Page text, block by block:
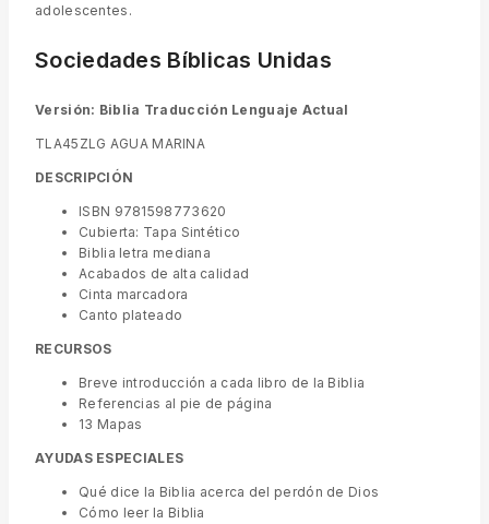
adolescentes.
Sociedades Bíblicas Unidas
Versión: Biblia Traducción Lenguaje Actual
TLA45ZLG AGUA MARINA
DESCRIPCIÓN
ISBN 9781598773620
Cubierta: Tapa Sintético
Biblia letra mediana
Acabados de alta calidad
Cinta marcadora
Canto plateado
RECURSOS
Breve introducción a cada libro de la Biblia
Referencias al pie de página
13 Mapas
AYUDAS ESPECIALES
Qué dice la Biblia acerca del perdón de Dios
Cómo leer la Biblia